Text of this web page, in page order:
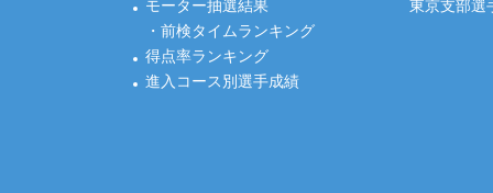
モーター抽選結果
・前検タイムランキング
得点率ランキング
進入コース別選手成績
東京支部選